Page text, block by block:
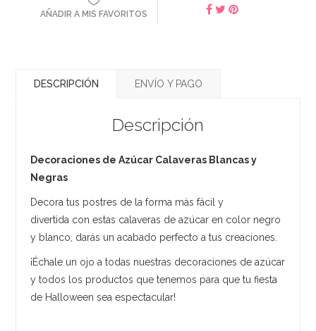
AÑADIR A MIS FAVORITOS
DESCRIPCIÓN ENVÍO Y PAGO
Descripción
Decoraciones de Azúcar Calaveras Blancas y
Negras
Decora tus postres de la forma más fácil y
divertida con estas calaveras de azúcar en color negro
y blanco, darás un acabado perfecto a tus creaciones.
¡Échale un ojo a todas nuestras decoraciones de azúcar
y todos los productos que tenemos para que tu fiesta
de Halloween sea espectacular!